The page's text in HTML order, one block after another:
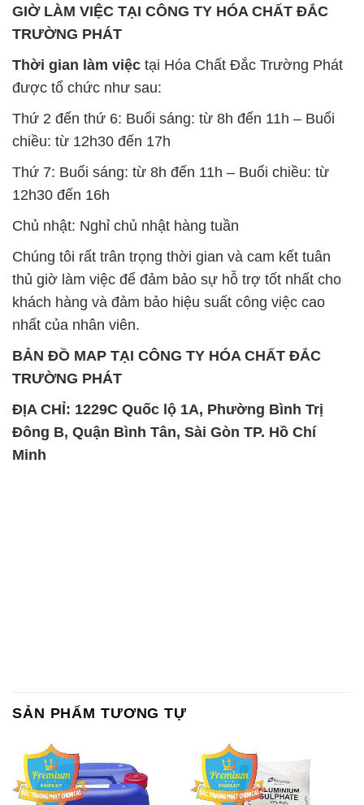
GIỜ LÀM VIỆC TẠI CÔNG TY HÓA CHẤT ĐẮC
TRƯỜNG PHÁT
Thời gian làm việc tại Hóa Chất Đắc Trường Phát
được tổ chức như sau:
Thứ 2 đến thứ 6: Buổi sáng: từ 8h đến 11h – Buổi
chiều: từ 12h30 đến 17h
Thứ 7: Buổi sáng: từ 8h đến 11h – Buổi chiều: từ
12h30 đến 16h
Chủ nhật: Nghỉ chủ nhật hàng tuần
Chúng tôi rất trân trọng thời gian và cam kết tuân
thủ giờ làm việc để đảm bảo sự hỗ trợ tốt nhất cho
khách hàng và đảm bảo hiệu suất công việc cao
nhất của nhân viên.
BẢN ĐỒ MAP TẠI CÔNG TY HÓA CHẤT ĐẮC
TRƯỜNG PHÁT
ĐỊA CHỈ: 1229C Quốc lộ 1A, Phường Bình Trị
Đông B, Quận Bình Tân, Sài Gòn TP. Hồ Chí
Minh
SẢN PHẨM TƯƠNG TỰ